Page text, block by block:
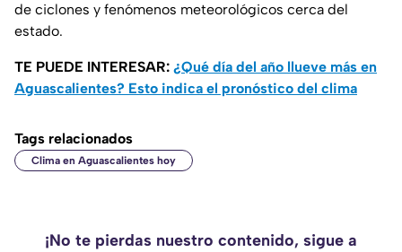
de ciclones y fenómenos meteorológicos cerca del
estado.
TE PUEDE INTERESAR: ¿Qué día del año llueve más en
Aguascalientes? Esto indica el pronóstico del clima
Tags relacionados
Clima en Aguascalientes hoy
¡No te pierdas nuestro contenido, sigue a